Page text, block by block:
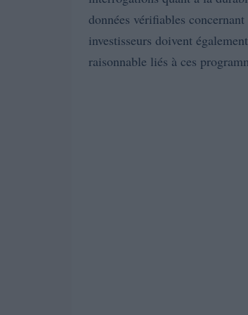
données vérifiables
investisseurs doivent
raisonnable liés à ces